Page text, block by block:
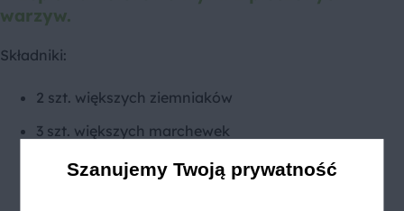
warzyw.
Składniki:
2 szt. większych ziemniaków
3 szt. większych marchewek
2-3 szt. większych pietruszek
Szanujemy Twoją prywatność